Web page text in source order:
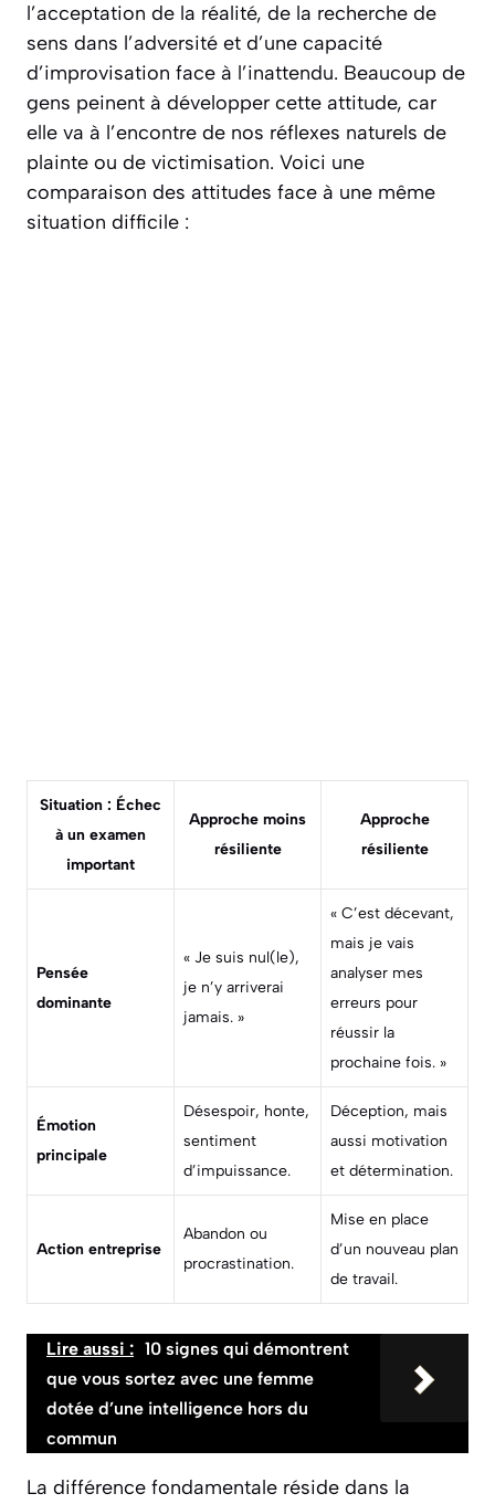
l’acceptation de la réalité, de la recherche de
sens dans l’adversité et d’une capacité
d’improvisation face à l’inattendu. Beaucoup de
gens peinent à développer cette attitude, car
elle va à l’encontre de nos réflexes naturels de
plainte ou de victimisation. Voici une
comparaison des attitudes face à une même
situation difficile :
Situation : Échec
à un examen
important
Approche moins
résiliente
Approche
résiliente
Pensée
dominante
« Je suis nul(le),
je n’y arriverai
jamais. »
« C’est décevant,
mais je vais
analyser mes
erreurs pour
réussir la
prochaine fois. »
Émotion
principale
Désespoir, honte,
sentiment
d’impuissance.
Déception, mais
aussi motivation
et détermination.
Action entreprise
Abandon ou
procrastination.
Mise en place
d’un nouveau plan
de travail.
Lire aussi : 10 signes qui démontrent
que vous sortez avec une femme
dotée d’une intelligence hors du
commun
La différence fondamentale réside dans la